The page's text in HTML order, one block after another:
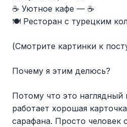
☕ Уютное кафе — ☕
🍽️ Ресторан с турецким
(Смотрите картинки к
Почему я этим делюсь?
Потому что это наглядный
работает хорошая
сарафана. Просто человек